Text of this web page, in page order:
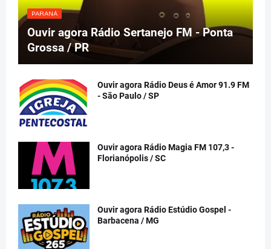
PARANÁ
Ouvir agora Rádio Sertanejo FM - Ponta
Grossa / PR
Ouvir agora Rádio Deus é Amor 91.9 FM
- São Paulo / SP
Ouvir agora Rádio Magia FM 107,3 -
Florianópolis / SC
Ouvir agora Rádio Estúdio Gospel -
Barbacena / MG